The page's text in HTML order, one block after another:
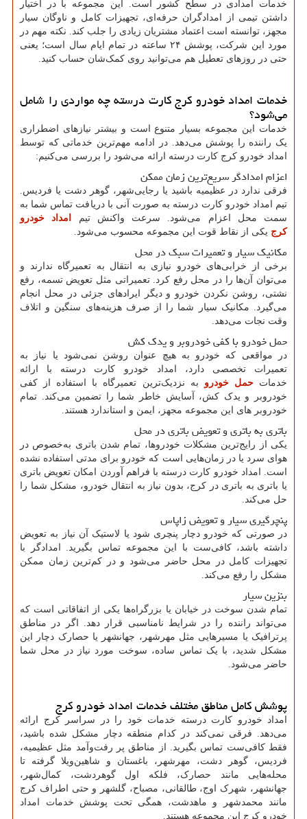
خدمات امدادی در سطح کشور است. این مجموعه با در اختیار
داشتن تیمی از امدادگران حرفه‌ای، تجهیزات کامل و ناوگان سیار
مجهز، توانسته است اعتماد مشتریان زیادی را جلب کند. نکته مهم در
مورد این شرکت، پوشش ۲۴ ساعته در تمام ایام سال است؛ یعنی
حتی در روزهای تعطیل هم می‌توانید روی کمک‌شان حساب کنید.
خدمات امداد خودرو کرج کارت درسته چه مواردی را شامل
می‌شود؟
خدمات این مجموعه بسیار متنوع است و بیشتر نیازهای اضطراری
یک راننده را پوشش می‌دهد. در ادامه مهم‌ترین خدماتی که توسط
امداد خودرو کرج کارت درسته ارائه می‌شود را بررسی می‌کنیم:
اعزام امدادگر سریع‌ترین زمان ممکن
فرقی ندارد در عظیمیه باشید یا رجایی‌شهر، گوهر دشت یا فردیس.
تیم امداد خودرو کارت درسته به صورت آنی با دریافت تماس شما به
سمت محل اعزام می‌شود. سرعت واکنش تیم
امداد خودرو
کرج یکی از نقاط قوت این مجموعه محسوب می‌شود.
مکانیک سیار و تعمیرات سبک در محل
برخی از خرابی‌های خودرو نیازی به انتقال به تعمیرگاه ندارند و
می‌توان آن‌ها را در محل رفع کرد. تعمیراتی مثل تعویض تسمه، رفع
نشتی، روشن‌ نکردن خودرو و دیگر ایرادهای جزئی در محل انجام
می‌گیرد. مکانیک سیار شما را از صرف هزینه‌های سنگین و اتلاف
وقت نجات می‌دهد.
حمل خودرو با کفی خودروبر و یدک کش
در مواقعی که خودرو به هیچ عنوان روشن نمی‌شود یا نیاز به
تعمیرات تخصصی دارد، امداد خودرو کارت درسته با ارائه
خدماتحمل خودرو به نزدیک‌ترین تعمیرگاه با استفاده از کفی
خودروبر و یدک کش، آسایش خاطر شما را تضمین می‌کند. تمام
خودروبر های این مجموعه مجهز، ایمن و استاندارد هستند.
باتری به باتری و تعویض باتری در محل
یکی از رایج‌ترین مشکلات خودروها، تمام شدن باتری به‌خصوص در
هوای سرد یا در زمان‌هایی است که خودرو برای مدتی استفاده نشده
است. امداد خودرو کارت درسته با فراهم آوردن امکان تعویض باتری
یا باتری به باتری در کرج، بدون نیاز به انتقال خودرو، مشکل شما را
حل می‌کند.
پنچرگیری سیار و تعویض زاپاس
در صورتی که خودرو دچار پنچری شود یا لاستیک آن نیاز به تعویض
داشته باشد، کافی‌ست با این مجموعه تماس بگیرید. امدادگر با
تجهیزات کامل در محل حاضر می‌شود و در کم‌ترین زمان ممکن
مشکل را رفع می‌کند.
بنزین سیار
تمام شدن سوخت در خیابان یا بزرگراه‌ها یکی از اتفاقاتی است که
می‌تواند راننده را در شرایط نامناسبی قرار دهد. اگر در مناطق
پرترافیک یا مسیرهایی مثل مهرشهر، جهانشهر یا حصارک دچار این
مشکل شدید، با یک تماس ساده، سوخت مورد نیاز در محل شما
حاضر می‌شود.
پوشش کامل مناطق مختلف خدمات امداد خودرو کرج
امداد خودرو کارت درسته خدمات خود را در سراسر کرج ارائه
می‌دهد. فرقی نمی‌کند در کدام منطقه دچار مشکل شده باشید،
فقط کافی‌ست تماس بگیرید. از مناطق پر رفت‌وآمد مثل عظیمیه،
فردیس، گوهر دشت، مهرشهر، باغستان و شاهین‌ویلا گرفته تا
محله‌هایی مانند حصارک، فلکه اول گوهردشت، کمال‌شهر،
جهانشهر، شهرک اوج، طالقانی، مصباح، گلشهر و حتی اطراف کرج
مانند محمدشهر و ماهدشت، همگی تحت پوشش خدمات امداد
خودرو کرج این مجموعه هستند.